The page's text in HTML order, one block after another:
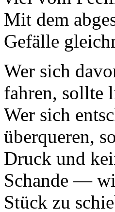
Mit dem
Gefälle
Wer sich
fahren, sollte
Wer sich
überqueren,
Druck und
Schande —
Stück zu